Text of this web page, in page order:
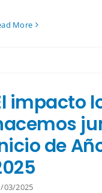
More
impacto
de
03/2025